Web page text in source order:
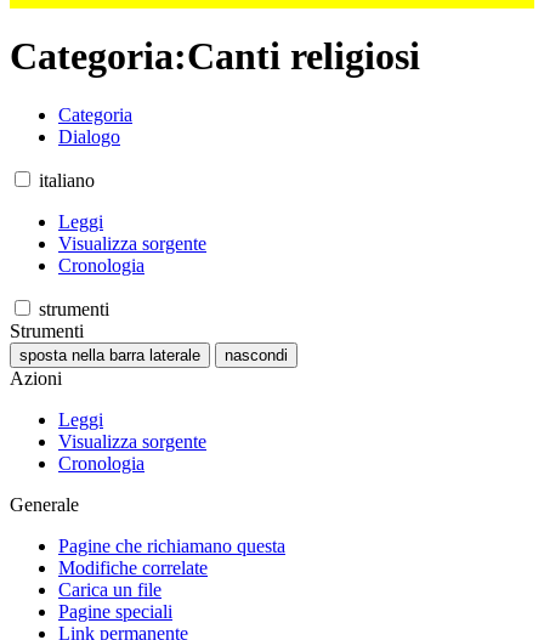
Categoria:Canti religiosi
Categoria
Dialogo
italiano
Leggi
Visualizza sorgente
Cronologia
strumenti
Strumenti
sposta nella barra laterale nascondi
Azioni
Leggi
Visualizza sorgente
Cronologia
Generale
Pagine che richiamano questa
Modifiche correlate
Carica un file
Pagine speciali
Link permanente